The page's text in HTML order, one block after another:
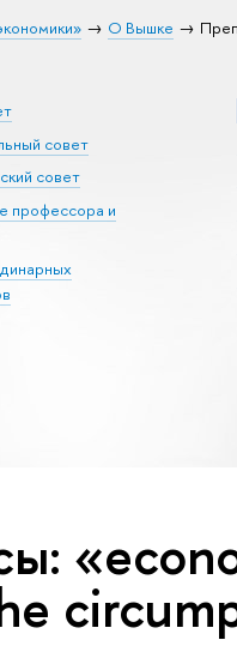
О Вышке
совет
совет
профессора и